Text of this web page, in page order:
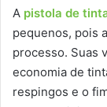
A pistola de
pequenos, pois
processo. Suas
economia de
respingos e o